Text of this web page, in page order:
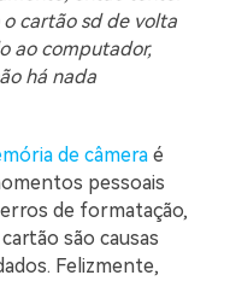
o cartão sd de volta
ao computador,
há nada
de câmera é
pessoais
de formatação,
são causas
Felizmente,